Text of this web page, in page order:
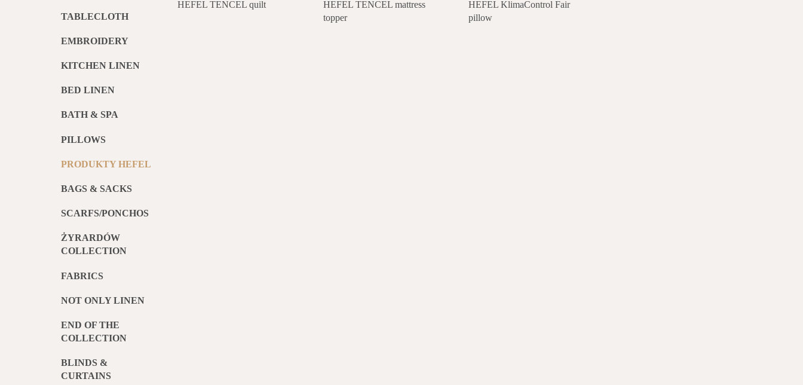
TABLECLOTH
EMBROIDERY
KITCHEN LINEN
BED LINEN
BATH & SPA
PILLOWS
PRODUKTY HEFEL
BAGS & SACKS
SCARFS/PONCHOS
ŻYRARDÓW
COLLECTION
FABRICS
NOT ONLY LINEN
END OF THE
COLLECTION
BLINDS &
CURTAINS
HEFEL TENCEL quilt
HEFEL TENCEL mattress
topper
HEFEL KlimaControl Fair
pillow